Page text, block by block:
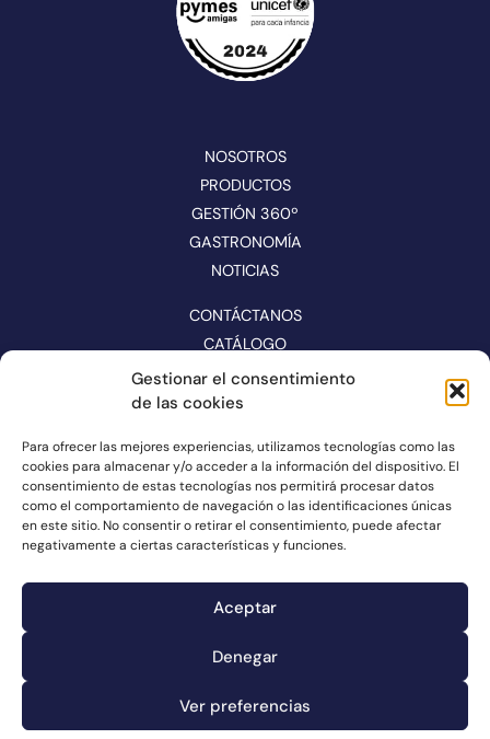
Gestionar el consentimiento
de las cookies
Para ofrecer las mejores experiencias, utilizamos tecnologías como las
cookies para almacenar y/o acceder a la información del dispositivo. El
consentimiento de estas tecnologías nos permitirá procesar datos
como el comportamiento de navegación o las identificaciones únicas
en este sitio. No consentir o retirar el consentimiento, puede afectar
negativamente a ciertas características y funciones.
Aceptar
Denegar
Ver preferencias
NOSOTROS
PRODUCTOS
GESTIÓN 360º
GASTRONOMÍA
NOTICIAS
CONTÁCTANOS
CATÁLOGO
SÍGUENOS EN REDES
Canal de denuncias
Información legal